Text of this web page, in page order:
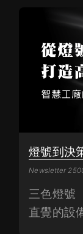
燈號到決
Newsletter
三色燈號
直覺的設